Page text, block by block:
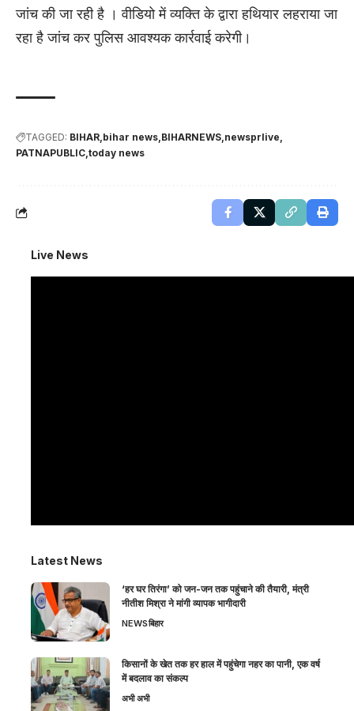
जांच की जा रही है । वीडियो में व्यक्ति के द्वारा हथियार लहराया जा
रहा है जांच कर पुलिस आवश्यक कार्रवाई करेगी।
TAGGED: BIHAR bihar news BIHARNEWS newsprlive
PATNAPUBLIC today news
Live News
Latest News
‘हर घर तिरंगा’ को जन-जन तक पहुंचाने की तैयारी, मंत्री
नीतीश मिश्रा ने मांगी व्यापक भागीदारी
NEWSबिहार
किसानों के खेत तक हर हाल में पहुंचेगा नहर का पानी, एक वर्ष
में बदलाव का संकल्प
अभी अभी